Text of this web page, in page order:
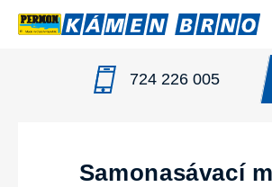
724 226 005
SAMONASÁVACÍ MOKRÉ
Samonasávací